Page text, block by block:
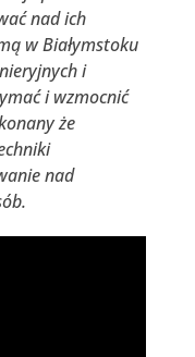
nad ich
w Białymstoku
i
i wzmocnić
że
nad